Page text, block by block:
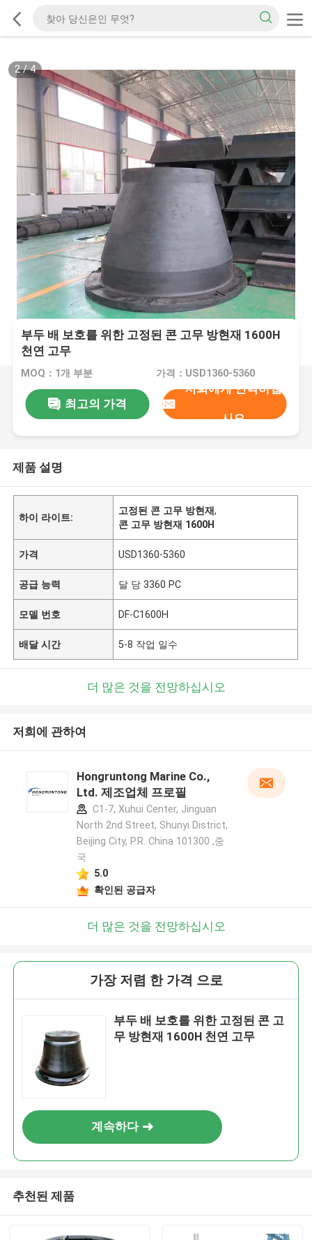
2/4
부두 배 보호를 위한 고정된 콘 고무 방현재 1600H
천연 고무
MOQ：1개 부분 가격：USD1360-5360
최고의 가격
저희에게 연락하십
시오
제품 설명
하이 라이트:
고정된 콘 고무 방현재,
콘 고무 방현재 1600H
가격 USD1360-5360
공급 능력 달 당 3360 PC
모델 번호 DF-C1600H
배달 시간 5-8 작업 일수
더 많은 것을 전망하십시오
저희에 관하여
Hongruntong Marine Co.,
Ltd. 제조업체 프로필
C1-7, Xuhui Center, Jinguan
North 2nd Street, Shunyi District,
Beijing City, P.R. China 101300 ,중
국
5.0
확인된 공급자
더 많은 것을 전망하십시오
가장 저렴 한 가격 으로
부두 배 보호를 위한 고정된 콘 고
무 방현재 1600H 천연 고무
계속하다
추천된 제품